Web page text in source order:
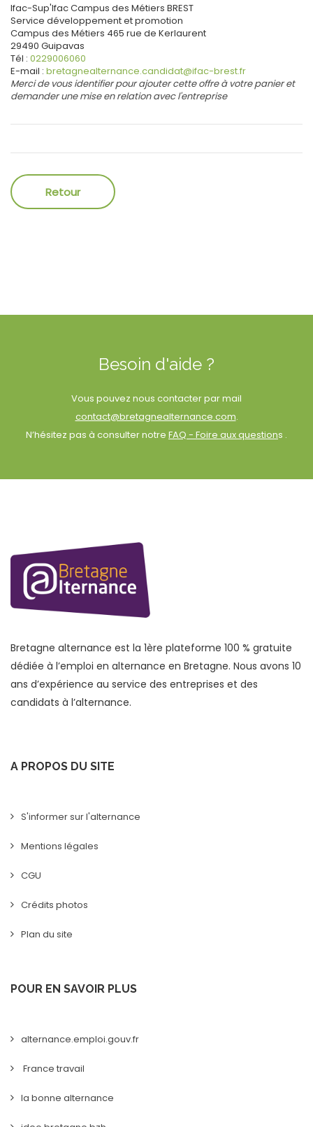
Ifac-Sup'Ifac Campus des Métiers BREST
Service développementet promotion
Campus des Métiers 465 rue de Kerlaurent
29490 Guipavas
Tél : 0229006060
E-mail : bretagnealternance.candidat@ifac-brest.fr
Merci de vous identifier pour ajouter cette offre à votre panier et
demander une mise en relation avec l'entreprise
Besoin d'aide ?
Vous pouvez nous contacter par mail
contact@bretagnealternance.com.
N’hésitez pas à consulter notre FAQ - Foire aux questions .
Bretagne alternance est la 1ère plateforme 100 % gratuite
dédiée à l’emploi en alternance en Bretagne. Nous avons 10
ans d’expérience au service des entreprises et des
candidats à l’alternance.
A PROPOS DU SITE
S'informer sur l'alternance
Mentions légales
CGU
Crédits photos
Plan du site
POUR EN SAVOIR PLUS
alternance.emploi.gouv.fr
France travail
la bonne alternance